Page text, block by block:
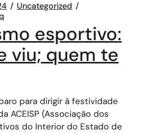
Uncategorized
esportivo:
viu; quem te
para dirigir à festividade
ACEISP (Associação dos
do Interior do Estado de